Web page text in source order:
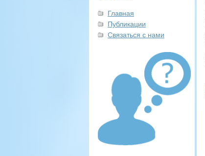
Главная
Публикации
Связаться с нами